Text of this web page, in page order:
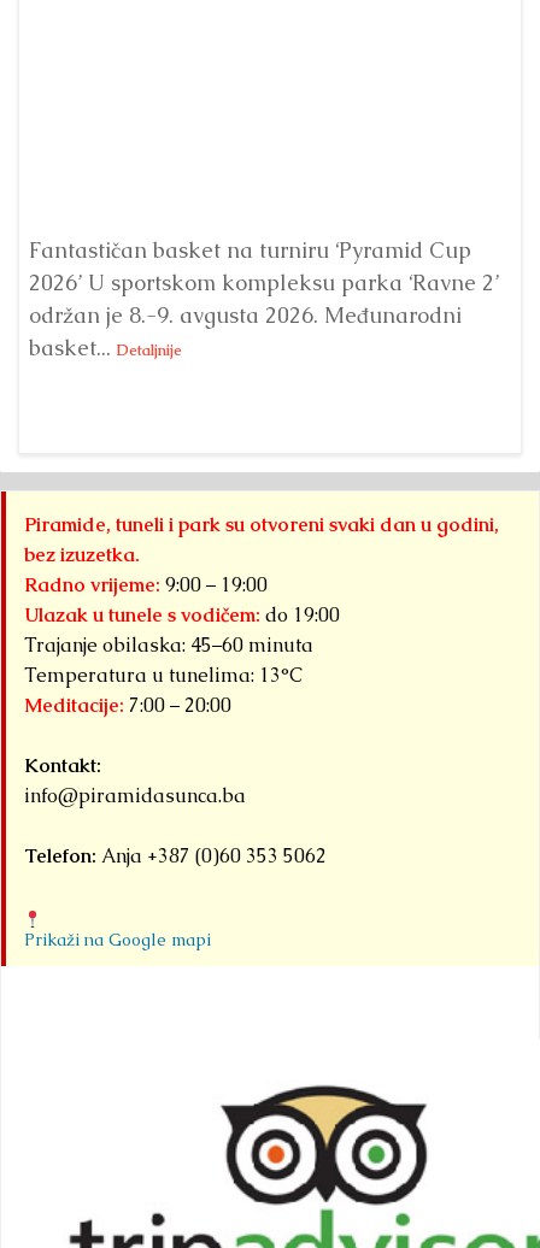
Fantastičan basket na turniru ‘Pyramid Cup
2026’ U sportskom kompleksu parka ‘Ravne 2’
održan je 8.-9. avgusta 2026. Međunarodni
basket... Detaljnije
Piramide, tuneli i park su otvoreni svaki dan u godini,
bez izuzetka.
Radno vrijeme: 9:00 – 19:00
Ulazak u tunele s vodičem: do 19:00
Trajanje obilaska: 45–60 minuta
Temperatura u tunelima: 13°C
Meditacije: 7:00 – 20:00
Kontakt:
info@piramidasunca.ba
Telefon: Anja +387 (0)60 353 5062
Prikaži na Google mapi